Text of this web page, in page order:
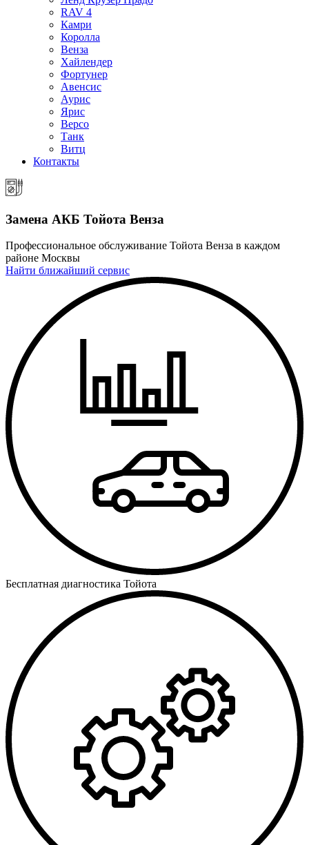
RAV 4
Камри
Королла
Венза
Хайлендер
Фортунер
Авенсис
Аурис
Ярис
Версо
Танк
Витц
Контакты
Замена АКБ Тойота Венза
Профессиональное обслуживание Тойота Венза в каждом
районе Москвы
Найти ближайший сервис
Бесплатная диагностика Тойота